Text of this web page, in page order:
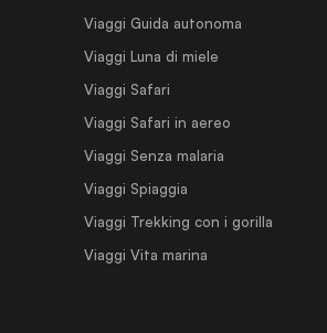
Viaggi Guida autonoma
Viaggi Luna di miele
Viaggi Safari
Viaggi Safari in aereo
Viaggi Senza malaria
Viaggi Spiaggia
Viaggi Trekking con i gorilla
Viaggi Vita marina